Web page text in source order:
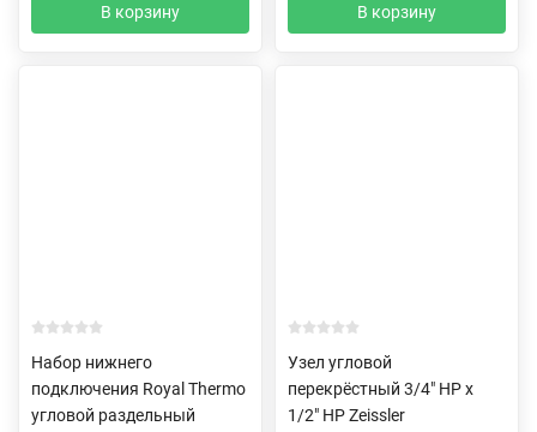
В корзину В корзину
Набор нижнего
подключения Royal Thermo
угловой раздельный
Узел угловой
перекрёстный 3/4" НР х
1/2" НР Zeissler